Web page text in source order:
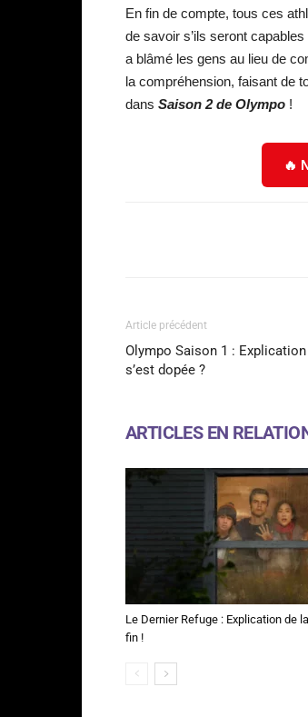
En fin de compte, tous ces
de savoir s’ils seront
a blâmé les gens au lieu de
la compréhension, faisant de
dans Saison 2 de Olympo !
🔥
Article précédent
Olympo Saison 1 :
s’est dopée ?
ARTICLES EN
Le Dernier Refuge : Explication de la
fin !